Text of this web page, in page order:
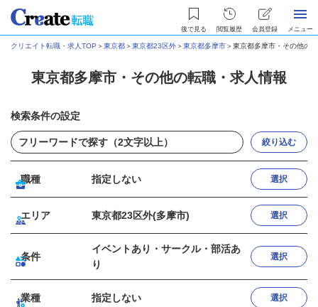
後で見る 閲覧履歴 会員登録 メニュー
クリエイト転職・求人TOP ＞東京都＞東京都23区外＞東京都多摩市＞東京都多摩市・その他の
東京都多摩市・その他の転職・求人情報
検索条件の設定
絞り込む
職種 指定しない 選択
エリア 東京都23区外(多摩市) 選択
条件
イベントあり・サークル・部活あ
り
選択
業種 指定しない 選択